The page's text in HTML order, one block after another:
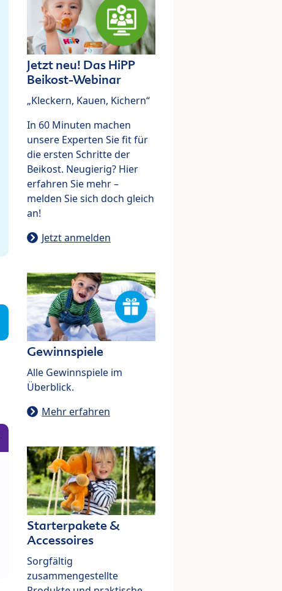
Jetzt neu! Das HiPP
Beikost-Webinar
„Kleckern, Kauen, Kichern“
In 60 Minuten machen
unsere Experten Sie fit für
die ersten Schritte der
Beikost. Neugierig? Hier
erfahren Sie mehr –
melden Sie sich doch gleich
an!
Jetzt anmelden
Gewinnspiele
Alle Gewinnspiele im
Überblick.
Mehr erfahren
Starterpakete &
Accessoires
Sorgfältig
zusammengestellte